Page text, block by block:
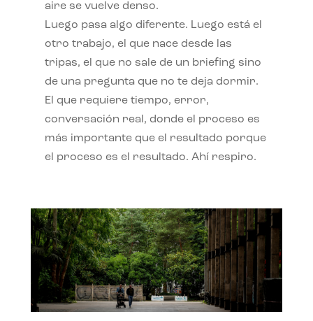
aire se vuelve denso.
Luego pasa algo diferente. Luego está el
otro trabajo, el que nace desde las
tripas, el que no sale de un briefing sino
de una pregunta que no te deja dormir.
El que requiere tiempo, error,
conversación real, donde el proceso es
más importante que el resultado porque
el proceso es el resultado. Ahí respiro.